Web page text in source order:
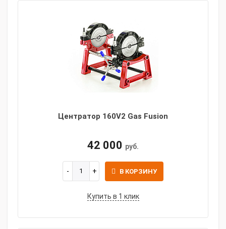
Центратор 160V2 Gas Fusion
42 000 руб.
В КОРЗИНУ
Купить в 1 клик